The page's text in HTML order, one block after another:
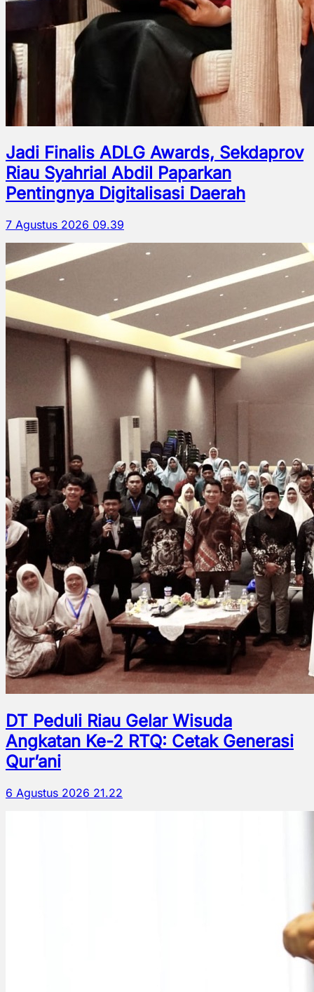
Jadi Finalis ADLG Awards, Sekdaprov
Riau Syahrial Abdil Paparkan
Pentingnya Digitalisasi Daerah
7 Agustus 2026 09.39
DT Peduli Riau Gelar Wisuda
Angkatan Ke-2 RTQ: Cetak Generasi
Qur’ani
6 Agustus 2026 21.22